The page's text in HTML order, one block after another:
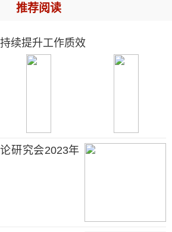
推荐阅读
续提升工作质效
研究会2023年